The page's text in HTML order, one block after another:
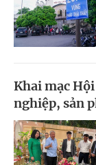
Khai mạc
nghiệp, sản